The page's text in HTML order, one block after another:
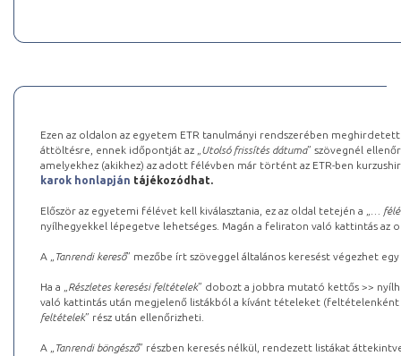
Ezen az oldalon az egyetem ETR tanulmányi rendszerében
áttöltésre, ennek időpontját az „ Utolsó frissítés dátuma” szövegnél
amelyekhez (akikhez) az adott félévben már történt az ETR-ben
karok honlapján tájékozódhat.
Először az egyetemi félévet kell kiválasztania, ez az oldal tetején a „
…
nyílhegyekkel lépegetve lehetséges. Magán a feliraton való kattintás az
A „ Tanrendi kereső” mezőbe írt szöveggel általános keresést végezhet
Ha a „ Részletes keresési feltételek” dobozt a jobbra mutató kettős >>
való kattintás után megjelenő listákból a kívánt tételeket (feltételenként
feltételek” rész után ellenőrizheti.
A „ Tanrendi böngésző” részben keresés nélkül, rendezett listákat